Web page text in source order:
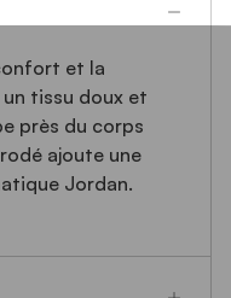
et la
tissu doux et
près du corps
ajoute une
Jordan.